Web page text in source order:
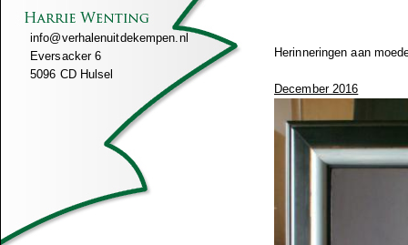
info@verhalenuitdekempen.nl
Eversacker 6
5096 CD Hulsel
Herinneringen aan
December 2016